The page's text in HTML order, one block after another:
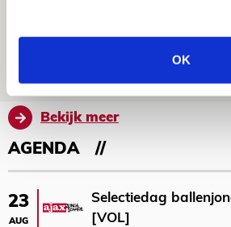
OK
Volop enthousiasme in
Europees treffen met
Bekijk meer
AGENDA
23
AUG
Selectiedag
[VOL]